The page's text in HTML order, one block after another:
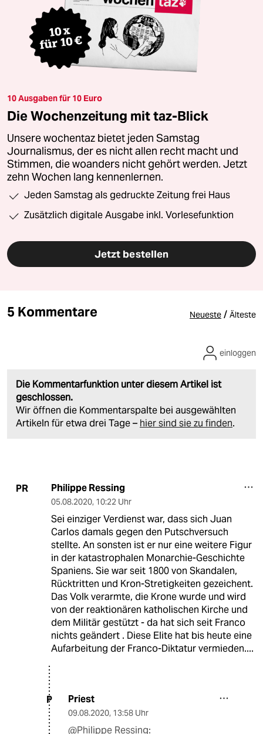
10 Ausgaben für 10 Euro
Die Wochenzeitung mit taz-Blick
Unsere wochentaz bietet jeden Samstag
Journalismus, der es nicht allen recht macht und
Stimmen, die woanders nicht gehört werden. Jetzt
zehn Wochen lang kennenlernen.
Jeden Samstag als gedruckte Zeitung frei Haus
Zusätzlich digitale Ausgabe inkl. Vorlesefunktion
Jetzt bestellen
5 Kommentare Neueste / Älteste
Die Kommentarfunktion unter diesem Artikel ist
geschlossen.
Wir öffnen die Kommentarspalte bei ausgewählten
Artikeln für etwa drei Tage – hier sind sie zu finden.
einloggen
PR Philippe Ressing
05.08.2020, 10:22 Uhr
Sei einziger Verdienst war, dass sich Juan
Carlos damals gegen den Putschversuch
stellte. An sonsten ist er nur eine weitere Figur
in der katastrophalen Monarchie-Geschichte
Spaniens. Sie war seit 1800 von Skandalen,
Rücktritten und Kron-Stretigkeiten gezeichent.
Das Volk verarmte, die Krone wurde und wird
von der reaktionären katholischen Kirche und
dem Militär gestützt - da hat sich seit Franco
nichts geändert . Diese Elite hat bis heute eine
Aufarbeitung der Franco-Diktatur vermieden....
P Priest
09.08.2020, 13:58 Uhr
@Philippe Ressing: